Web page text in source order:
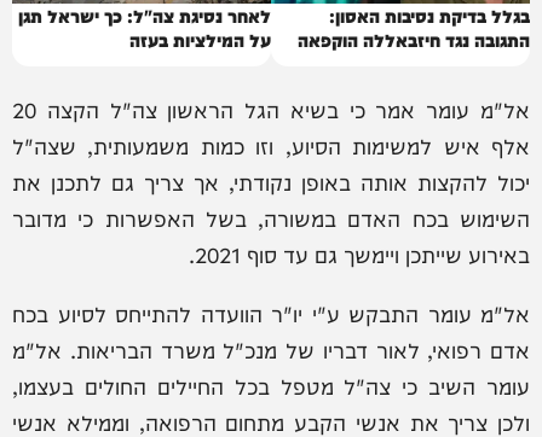
בגלל בדיקת נסיבות האסון:
התגובה נגד חיזבאללה הוקפאה
לאחר נסיגת צה"ל: כך ישראל תגן
על המילציות בעזה
אל"מ עומר אמר כי בשיא הגל הראשון צה"ל הקצה 20
אלף איש למשימות הסיוע, וזו כמות משמעותית, שצה"ל
יכול להקצות אותה באופן נקודתי, אך צריך גם לתכנן את
השימוש בכח האדם במשורה, בשל האפשרות כי מדובר
באירוע שייתכן ויימשך גם עד סוף 2021.
אל"מ עומר התבקש ע"י יו"ר הוועדה להתייחס לסיוע בכח
אדם רפואי, לאור דבריו של מנכ"ל משרד הבריאות. אל"מ
עומר השיב כי צה"ל מטפל בכל החיילים החולים בעצמו,
ולכן צריך את אנשי הקבע מתחום הרפואה, וממילא אנשי